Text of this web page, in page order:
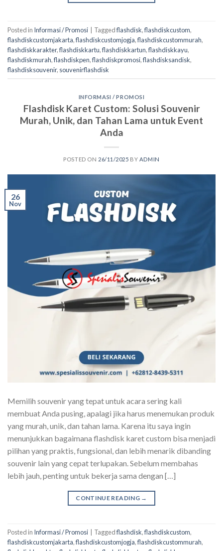
Posted in Informasi / Promosi Taggedflashdisk,flashdiskcustom,
flashdiskcustomjakarta,flashdiskcustomjogja,flashdiskcustommurah,
flashdiskkarakter,flashdiskkartu,flashdiskkartun,flashdiskkayu,
flashdiskmurah,flashdiskpen,flashdiskpromosi,flashdisksandisk,
flashdisksouvenir, souvenirflashdisk
INFORMASI / PROMOSI
Flashdisk Karet Custom: Solusi Souvenir
Murah, Unik, dan Tahan Lama untuk Event
Anda
POSTED ON 26/11/2025 BY ADMIN
26
Nov
Memilih souvenir yang tepat untuk acara sering kali
membuat Anda pusing, apalagi jika harus menemukan produk
yang murah, unik, dan tahan lama. Karena itu saya ingin
menunjukkan bagaimana flashdisk karet custom bisa menjadi
pilihan yang praktis, fungsional, dan lebih menarik dibanding
souvenir lain yang cepat terlupakan. Sebelum membahas
lebih jauh, penting untuk bekerja sama dengan […]
CONTINUE READING →
Posted in Informasi / Promosi Taggedflashdisk,flashdiskcustom,
flashdiskcustomjakarta,flashdiskcustomjogja,flashdiskcustommurah,